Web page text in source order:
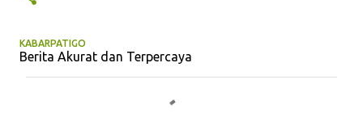
KABARPATIGO
Berita Akurat dan Terpercaya